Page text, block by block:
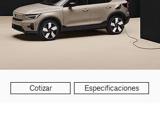
Cotizar Especificaciones